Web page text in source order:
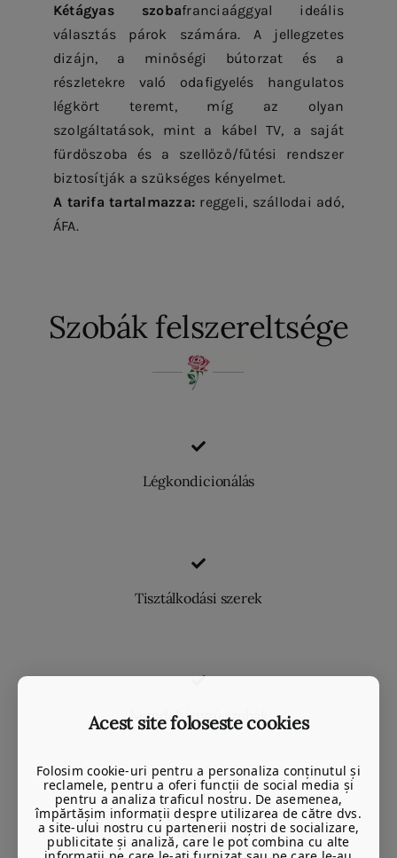
Kétágyas szobafranciaággyal ideális
választás párok számára. A jellegzetes
dizájn, a minőségi bútorzat és a
részletekre való odafigyelés hangulatos
légkört teremt, míg az olyan
szolgáltatások, mint a kábel TV, a saját
fürdőszoba és a szellőző/fűtési rendszer
biztosítják a szükséges kényelmet.
A tarifa tartalmazza: reggeli, szállodai adó,
ÁFA.
Szobák felszereltsége
Légkondicionálás
Tisztálkodási szerek
Nemdohányzó szobák
Led TV
Acest site foloseste cookies
Folosim cookie-uri pentru a personaliza conținutul și
reclamele, pentru a oferi funcții de social media și
pentru a analiza traficul nostru. De asemenea,
împărtășim informații despre utilizarea de către dvs.
a site-ului nostru cu partenerii noștri de socializare,
publicitate și analiză, care le pot combina cu alte